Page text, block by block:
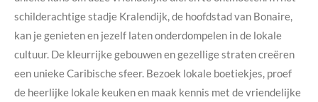
schilderachtige stadje Kralendijk, de hoofdstad van Bonaire,
kan je genieten en jezelf laten onderdompelen in de lokale
cultuur. De kleurrijke gebouwen en gezellige straten creëren
een unieke Caribische sfeer. Bezoek lokale boetiekjes, proef
de heerlijke lokale keuken en maak kennis met de vriendelijke